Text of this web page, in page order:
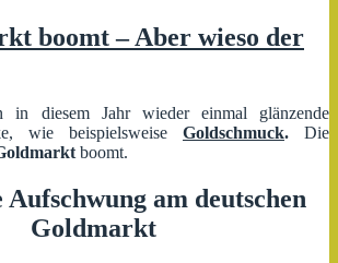
boomt – Aber wieso der
in diesem Jahr wieder einmal glänzende
wie beispielsweise Goldschmuck. Die
boomt.
Aufschwung am deutschen
Goldmarkt